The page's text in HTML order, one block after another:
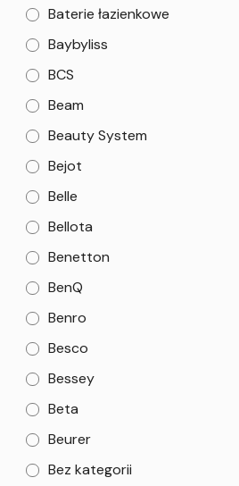
Baterie łazienkowe
Baybyliss
BCS
Beam
Beauty System
Bejot
Belle
Bellota
Benetton
BenQ
Benro
Besco
Bessey
Beta
Beurer
Bez kategorii